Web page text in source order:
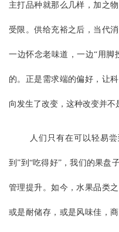
主打品种就那么几样，加之
受限。供给充裕之后，当代
一边怀念老味道，一边“用
的。正是需求端的偏好，让
向发生了改变，这种改变并不
人们只有在可以轻易
到”到“吃得好”，我们的果盘
管理提升。如今，水果品类
或是耐储存，或是风味佳，